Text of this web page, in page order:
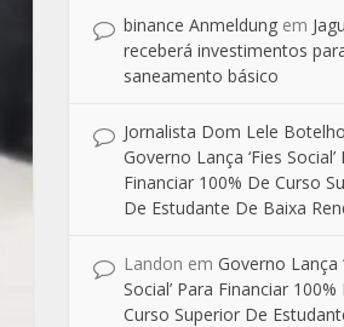
binance Anmeldung em
receberá investimentos
saneamento básico
Jornalista Dom Lele Botelho
Governo Lança ‘Fies Social’
Financiar 100% De Curso
De Estudante De Baixa
Landon em Governo Lança
Social’ Para Financiar 100%
Curso Superior De